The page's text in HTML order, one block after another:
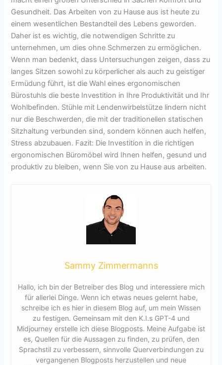
Gesundheit. Das Arbeiten von zu Hause aus ist heute zu
einem wesentlichen Bestandteil des Lebens geworden.
Daher ist es wichtig, die notwendigen Schritte zu
unternehmen, um dies ohne Schmerzen zu ermöglichen.
Wenn man bedenkt, dass Untersuchungen zeigen, dass zu
langes Sitzen sowohl zu körperlicher als auch zu geistiger
Ermüdung führt, ist die Wahl eines ergonomischen
Bürostuhls die beste Investition in Ihre Produktivität und Ihr
Wohlbefinden. Stühle mit Lendenwirbelstütze lindern nicht
nur die Beschwerden, die mit der traditionellen statischen
Sitzhaltung verbunden sind, sondern können auch helfen,
Stress abzubauen. Fazit: Die Investition in die richtigen
ergonomischen Büromöbel wird Ihnen helfen, gesund und
produktiv zu bleiben, wenn Sie von zu Hause aus arbeiten.
Sammy Zimmermanns
Hallo, ich bin der Betreiber des Blog und interessiere mich
für allerlei Dinge. Wenn ich etwas neues gelernt habe,
schreibe ich es hier in diesem Blog auf, um mein Wissen
zu festigen. Gemeinsam mit den K.I.s GPT-4 und
Midjourney erstelle ich diese Blogposts. Meine Aufgabe ist
es, Quellen für die Aussagen zu finden, zu prüfen, den
Sprachstil zu verbessern, sinnvolle Querverbindungen zu
vergangenen Blogposts herzustellen und neue